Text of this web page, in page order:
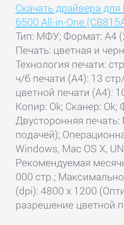
Скачать драйвера
6500 All-in-One
Тип: МФУ; Формат: A4
Печать: цветная и
Технология печати:
ч/б печати (А4): 13
цветной печати (А4):
Копир: Ok; Сканер: Ok;
Двусторонняя печать:
подачей);
Windows, Mac OS X,
Рекомендуемая
000 стр.;
(dpi): 4800 x 1200
разрешение цветной